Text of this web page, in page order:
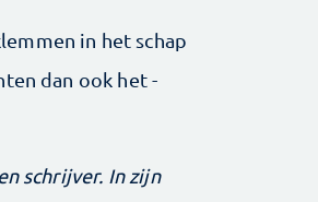
in het schap
dan ook het
schrijver. In zijn